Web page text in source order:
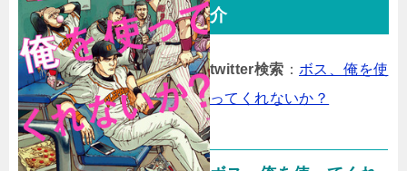
介
twitter検索 ： ボス、俺を使
ってくれないか？